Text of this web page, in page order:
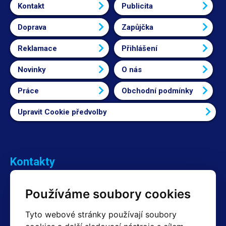
Používáme soubory cookies
Tyto webové stránky používají soubory
Kontakt Publicita
Doprava Zapůjčka
Reklamace Přihlášení
Novinky O nás
Práce Obchodní podmínky
Upravit Cookie předvolby
Kontakty
+420 603 357 606 +420 605 234 204
Fakturační a expediční oddělení